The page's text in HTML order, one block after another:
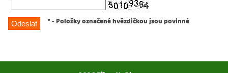
*- Položky označené hvězdičkou jsou povinné